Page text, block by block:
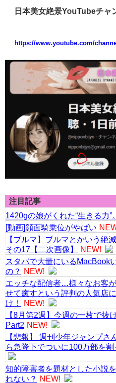
日本美女絶景YouTubeチャ
https://www.youtube.com/
注目記事
1420gの娘がくれた“生きる力”。
[動画]顔面騎乗位がやばい
【ブルマ】ブルマとかいう絶
その17【二次画像】
NEW!
スタバで大量にいるMacBook
の？
NEW!
エッチな配信者…様々なお客
せて癒すという評判の人気店
け！
NEW!
【8月第2週】今週の一枚で抜
Part2 NEW!
【悲報】 週刊少年ジャンプ
ら急降下でついに100万部を
知的障害者を題材とした小説
れない？
NEW!